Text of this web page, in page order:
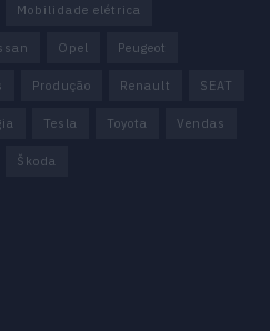
Mobilidade elétrica
Opel Peugeot
Produção Renault SEAT
Tesla Toyota Vendas
Škoda